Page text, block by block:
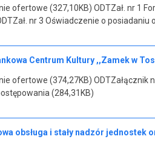
ofertowe (327,10KB) ODTZał. nr 1
nr 3 Oświadczenie o posiadaniu
Centrum Kultury ,,Zamek w
ofertowe (374,27KB)
(284,31KB)
obsługa i stały nadzór jednostek